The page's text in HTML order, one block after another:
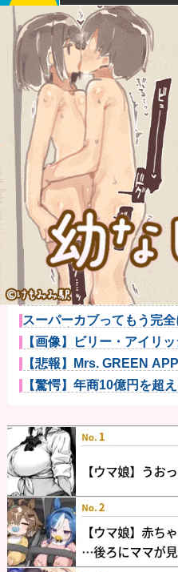
【悲報】風俗嬢やってる
ｗｗ
【悲報】映画館の客、ほ
しで観客が避...
【画像】石川佳純さん
ッッッ...
成人向けゲーム『ヤリス
銀行がst...
益田250セーブで名球会
フの両方...
「みんなの演奏を被災地
吹奏楽部の...
東京ヤクルトスワローズ
ｗｗｗｗｗｗ...
【朗報】Amazonで「
ｗ...
パチンコ屋の経営なんてそ
舗よりちょっ...
悪口回避＆一人好きの私、
ってた」と言...
スーパーカブってもう完
役目を終えて...
【画像】ビリー・アイリ
ンスジ...
【悲報】Mrs. GREEN
【驚愕】年商10億円を